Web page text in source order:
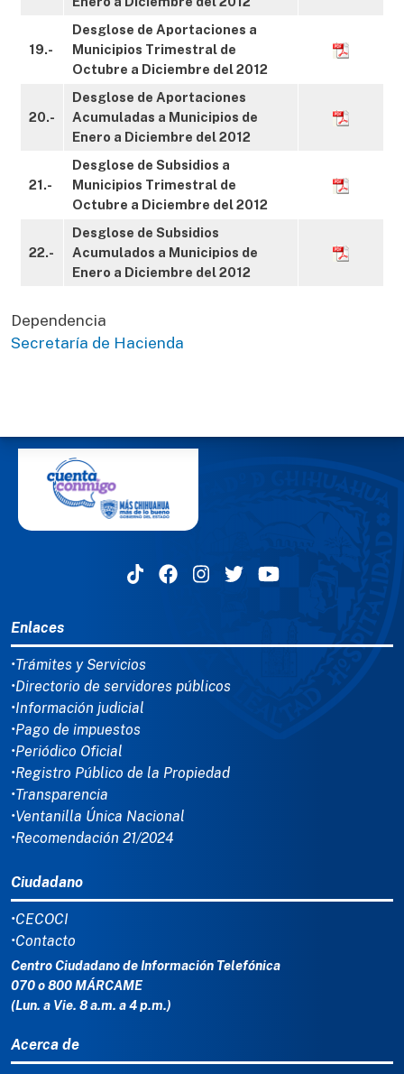
19.-
Desglose de Aportaciones a
Municipios Trimestral de
Octubre a Diciembre del 2012
20.-
Desglose de Aportaciones
Acumuladas a Municipios de
Enero a Diciembre del 2012
21.-
Desglose de Subsidios a
Municipios Trimestral de
Octubre a Diciembre del 2012
22.-
Desglose de Subsidios
Acumulados a Municipios de
Enero a Diciembre del 2012
Dependencia
Secretaría de Hacienda
Enlaces
•Trámites y Servicios
•Directorio de servidores públicos
•Información judicial
•Pago de impuestos
•Periódico Oficial
•Registro Público de la Propiedad
•Transparencia
•Ventanilla Única Nacional
•Recomendación 21/2024
Ciudadano
•CECOCI
•Contacto
Centro Ciudadano de Información Telefónica
070 o 800 MÁRCAME
(Lun. a Vie. 8 a.m. a 4 p.m.)
Acerca de